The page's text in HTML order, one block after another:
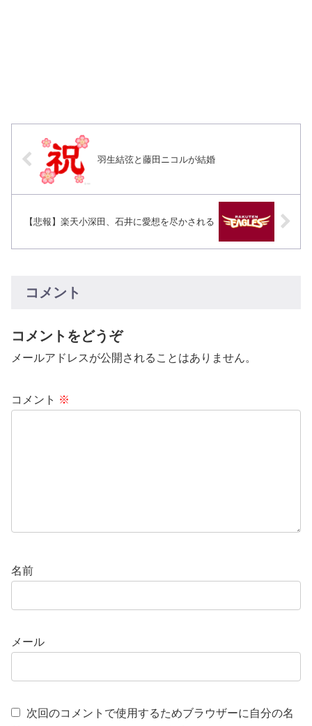
羽生結弦と藤田ニコルが結婚
【悲報】楽天小深田、石井に愛想を尽かされる
コメント
コメントをどうぞ
メールアドレスが公開されることはありません。
コメント ※
名前
メール
次回のコメントで使用するためブラウザーに自分の名